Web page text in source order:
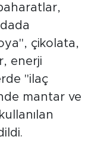
çikolata,
enerji
"ilaç
mantar ve